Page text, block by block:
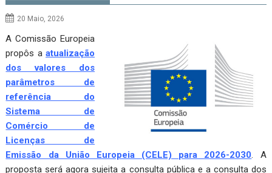
20 Maio, 2026
A Comissão Europeia
propôs aatualização
dos valores dos
parâmetros de
referência do
Sistema de
Comércio de
Licenças de
Emissão da União Europeia (CELE) para 2026-2030 . A
proposta será agora sujeita a consulta pública e a consulta dos